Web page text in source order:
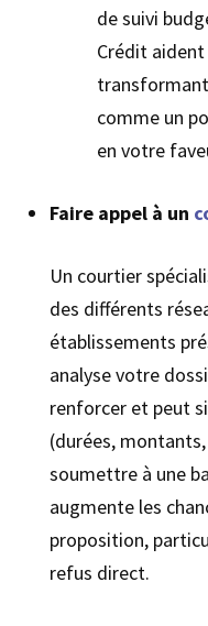
de suivi
Crédit
comme un
en votre
Faire appel à un
Un courtier
des différents
établissements
analyse votre
renforcer et peut
(durées,
soumettre à une
augmente les
proposition,
refus direct.